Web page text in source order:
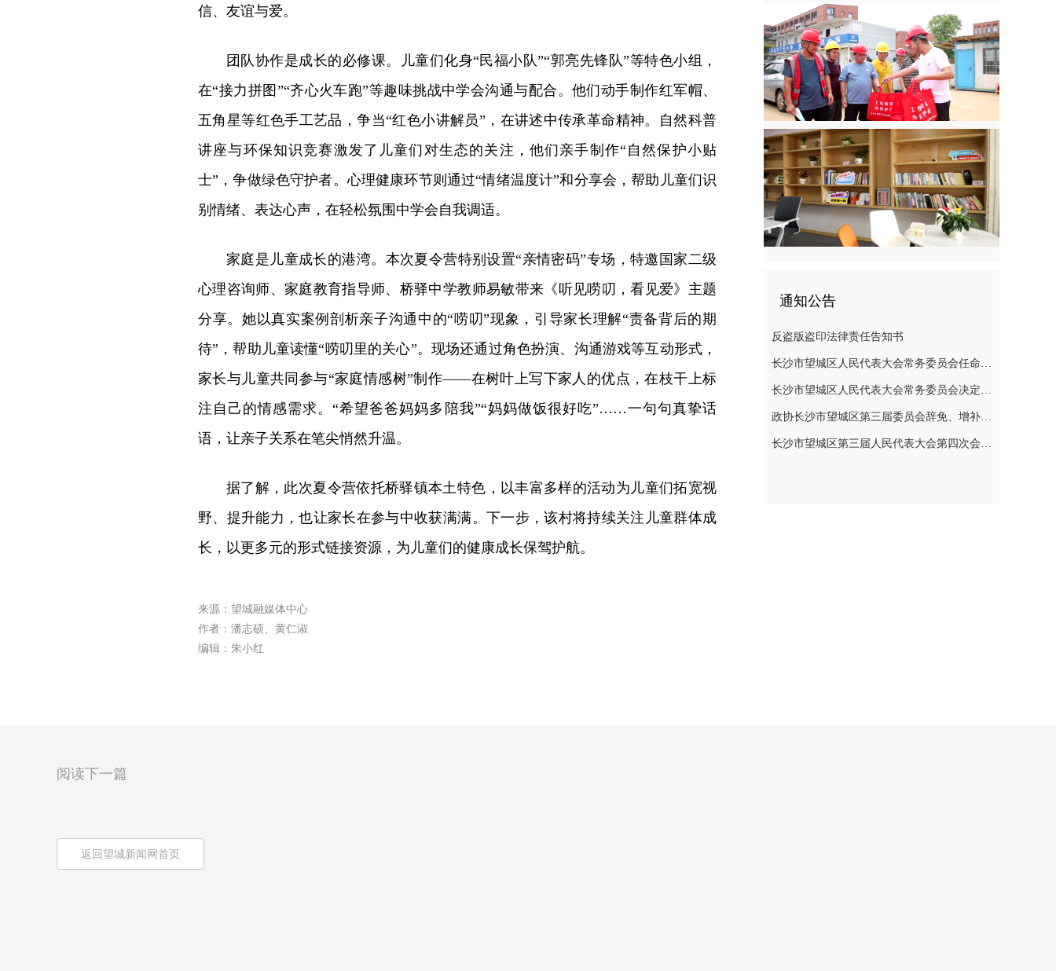
信、友谊与爱。
团队协作是成长的必修课。儿童们化身“民福小队”“郭亮先锋队”等特色小组，
在“接力拼图”“齐心火车跑”等趣味挑战中学会沟通与配合。他们动手制作红军帽、
五角星等红色手工艺品，争当“红色小讲解员”，在讲述中传承革命精神。自然科普
讲座与环保知识竞赛激发了儿童们对生态的关注，他们亲手制作“自然保护小贴
士”，争做绿色守护者。心理健康环节则通过“情绪温度计”和分享会，帮助儿童们识
别情绪、表达心声，在轻松氛围中学会自我调适。
家庭是儿童成长的港湾。本次夏令营特别设置“亲情密码”专场，特邀国家二级
心理咨询师、家庭教育指导师、桥驿中学教师易敏带来《听见唠叨，看见爱》主题
分享。她以真实案例剖析亲子沟通中的“唠叨”现象，引导家长理解“责备背后的期
待”，帮助儿童读懂“唠叨里的关心”。现场还通过角色扮演、沟通游戏等互动形式，
家长与儿童共同参与“家庭情感树”制作——在树叶上写下家人的优点，在枝干上标
注自己的情感需求。“希望爸爸妈妈多陪我”“妈妈做饭很好吃”……一句句真挚话
语，让亲子关系在笔尖悄然升温。
据了解，此次夏令营依托桥驿镇本土特色，以丰富多样的活动为儿童们拓宽视
野、提升能力，也让家长在参与中收获满满。下一步，该村将持续关注儿童群体成
长，以更多元的形式链接资源，为儿童们的健康成长保驾护航。
来源：望城融媒体中心
作者：潘志硕、黄仁淑
编辑：朱小红
通知公告
反盗版盗印法律责任告知书
长沙市望城区人民代表大会常务委员会任命名单
长沙市望城区人民代表大会常务委员会决定任免名单
政协长沙市望城区第三届委员会辞免、增补政协委员的公告
长沙市望城区第三届人民代表大会第四次会议公告
阅读下一篇
返回望城新闻网首页